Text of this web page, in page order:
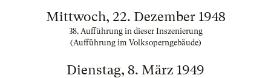
Mittwoch, 22. Dezember 1948
38. Aufführung in dieser Inszenierung
(Aufführung im Volksoperngebäude)
Dienstag, 8. März 1949